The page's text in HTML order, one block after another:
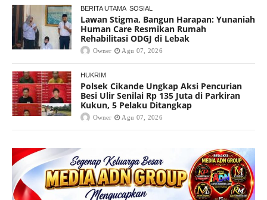
BERITA UTAMA SOSIAL
Lawan Stigma, Bangun Harapan: Yunaniah
Human Care Resmikan Rumah
Rehabilitasi ODGJ di Lebak
Owner Agu 07, 2026
HUKRIM
Polsek Cikande Ungkap Aksi Pencurian
Besi Ulir Senilai Rp 135 Juta di Parkiran
Kukun, 5 Pelaku Ditangkap
Owner Agu 07, 2026